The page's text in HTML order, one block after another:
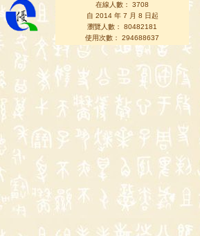
在線人數： 3708
自 2014 年 7 月 8 日起
瀏覽人數： 80482181
使用次數： 294688637